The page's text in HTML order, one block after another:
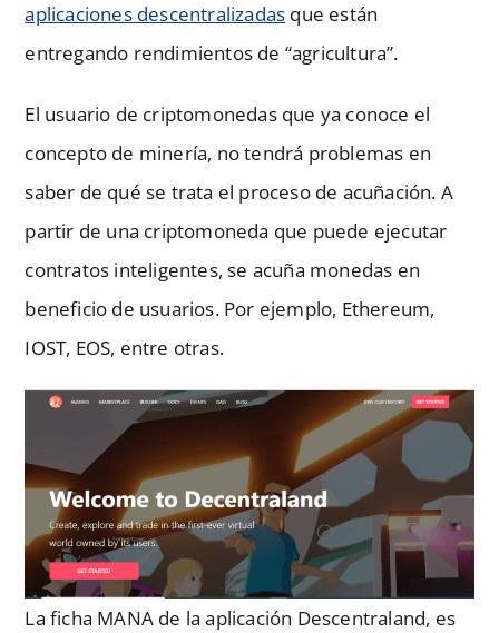
aplicaciones descentralizadas que están
entregando rendimientos de “agricultura”.
El usuario de criptomonedas que ya conoce el
concepto de minería, no tendrá problemas en
saber de qué se trata el proceso de acuñación. A
partir de una criptomoneda que puede ejecutar
contratos inteligentes, se acuña monedas en
beneficio de usuarios. Por ejemplo, Ethereum,
IOST, EOS, entre otras.
La ficha MANA de la aplicación Descentraland, es